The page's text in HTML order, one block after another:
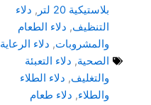
بلاستيكية 20 لتر
, دلاء
التنظيف, دلاء الطعام
والمشروبات, دلاء الرعاية
الصحية, دلاء التعبئة
والتغليف, دلاء الطلاء
والطلاء, دلاء طعام